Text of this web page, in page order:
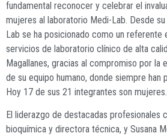
fundamental reconocer y celebrar el
mujeres al laboratorio Medi-Lab. Desde
Lab se ha posicionado como un referente
servicios de laboratorio clínico de alta
Magallanes, gracias al compromiso por la
de su equipo humano, donde siempre han
Hoy 17 de sus 21 integrantes son mujeres.
El liderazgo de destacadas profesionales
bioquímica y directora técnica, y Susana